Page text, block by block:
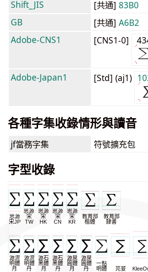
Shift_JIS
[共通] 83B0
GB
[共通] A6B2
Adobe-CNS1
[CNS1-0]
Adobe-Japan1 [Std] (aj1)
各種字集收錄情形與讀音
jf當務字集 符號擴充包
字型收錄
思源
宋JP
思源
宋
TW
思源
宋
HK
思源
宋
CN
思源
宋
KR
教育部
楷體
教育部
隸書
源流
明體
月
源流
明體
丹
源石
黑體
月
源石
黑體
丹
源泉
圓體
月
源泉
圓體
丹
一點
明體
芫荽